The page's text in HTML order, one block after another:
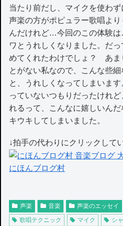
当たり前だし、マイクを使わ
声楽の方がポピュラー歌唱よ
んだけれど…今回のこの体験
ワとうれしくなりました。だ
めてくれたわけでしょ？ あま
とがない私なので、こんな些
と、うれしくなってしまいま
っていないつもりだったけれ
れるって、こんなに嬉しいん
キウキしてしまいました。
↓拍手の代わりにクリックして
にほんブログ村
声楽 音楽 声楽のエッセイ
歌唱テクニック
マイク シ